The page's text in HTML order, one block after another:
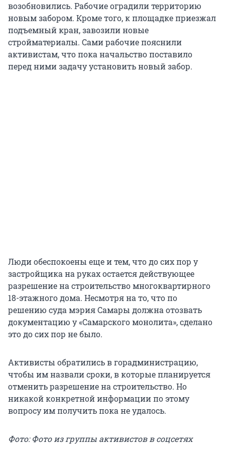
возобновились. Рабочие оградили территорию
новым забором. Кроме того, к площадке приезжал
подъемный кран, завозили новые
стройматериалы. Сами рабочие пояснили
активистам, что пока начальство поставило
перед ними задачу установить новый забор.
Люди обеспокоены еще и тем, что до сих пор у
застройщика на руках остается действующее
разрешение на строительство многоквартирного
18-этажного дома. Несмотря на то, что по
решению суда мэрия Самары должна отозвать
документацию у «Самарского монолита», сделано
это до сих пор не было.
Активисты обратились в горадминистрацию,
чтобы им назвали сроки, в которые планируется
отменить разрешение на строительство. Но
никакой конкретной информации по этому
вопросу им получить пока не удалось.
Фото: Фото из группы активистов в соцсетях